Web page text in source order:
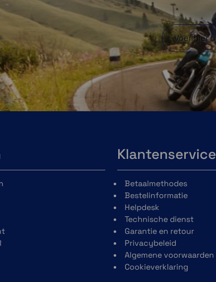
je
je
Waarschuwingen voor
verkeersonveilige
locaties en
verkeersopstoppingen
helpen je
voorzichtiger te rijden.
TomTom Rider 550
biedt informatie die je
helpt om plotseling
remmen en te snel
gerust hart op weg
kunt gaan.
Klantenservice
Betaalmethodes
Bestelinformatie
Helpdesk
Technische dienst
Garantie en retour
Privacybeleid
Algemene voorwaarden
Cookieverklaring